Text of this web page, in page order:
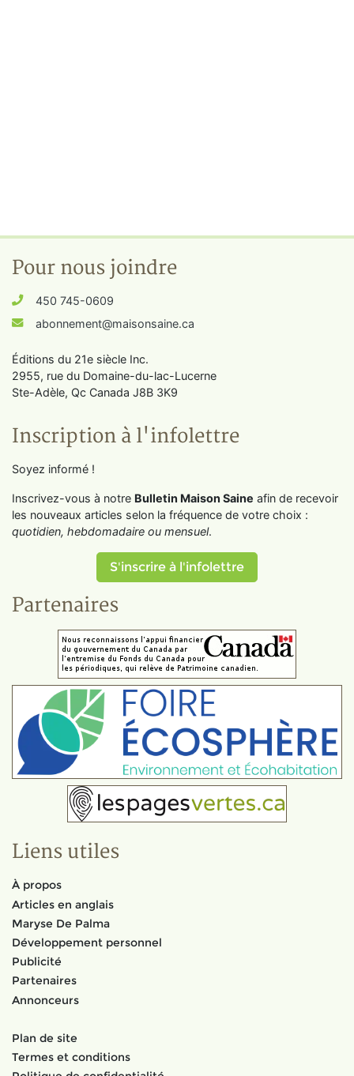
Pour nous joindre
450 745-0609
abonnement@maisonsaine.ca
Éditions du 21e siècle Inc.
2955, rue du Domaine-du-lac-Lucerne
Ste-Adèle, Qc Canada J8B 3K9
Inscription à l'infolettre
Soyez informé !
Inscrivez-vous à notre Bulletin Maison Saine afin de recevoir
les nouveaux articles selon la fréquence de votre choix :
quotidien, hebdomadaire ou mensuel.
S'inscrire à l'infolettre
Partenaires
Liens utiles
À propos
Articles en anglais
Maryse De Palma
Développement personnel
Publicité
Partenaires
Annonceurs
Plan de site
Termes et conditions